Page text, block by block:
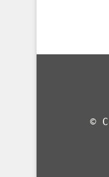
©